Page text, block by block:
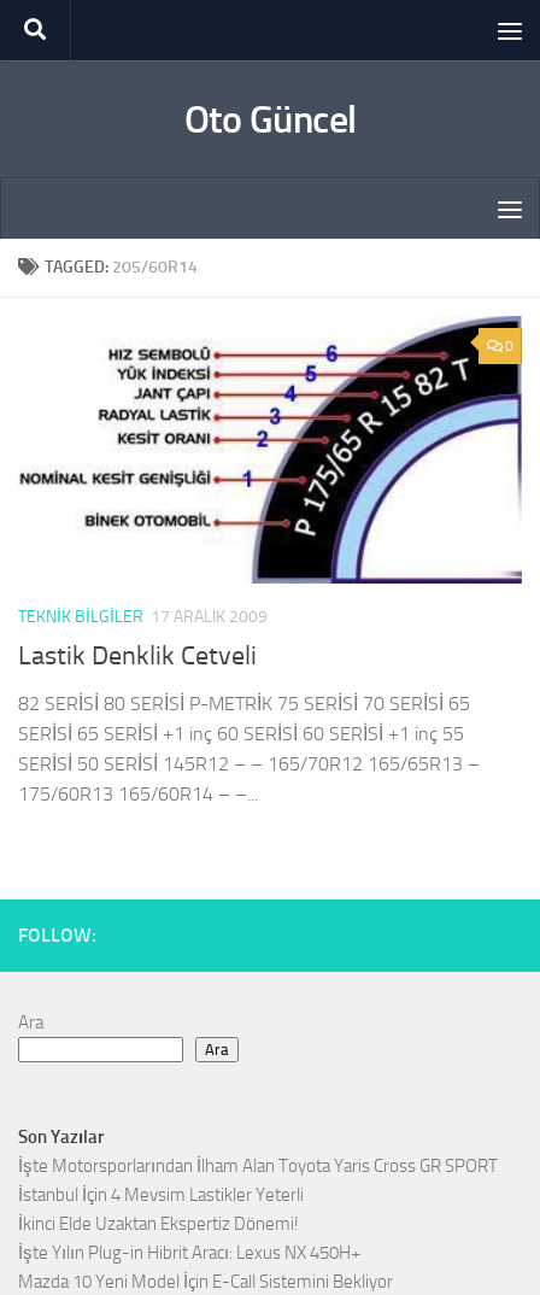
Skip to content
Oto Güncel
TAGGED: 205/60R14
0
TEKNIK BILGILER 17 ARALIK 2009
Lastik Denklik Cetveli
82 SERİSİ 80 SERİSİ P-METRİK 75 SERİSİ 70 SERİSİ 65
SERİSİ 65 SERİSİ +1 inç 60 SERİSİ 60 SERİSİ +1 inç 55
SERİSİ 50 SERİSİ 145R12 – – 165/70R12 165/65R13 –
175/60R13 165/60R14 – –...
FOLLOW:
Ara
Ara
Son Yazılar
İşte Motorsporlarından İlham Alan Toyota Yaris Cross GR SPORT
İstanbul İçin 4 Mevsim Lastikler Yeterli
İkinci Elde Uzaktan Ekspertiz Dönemi!
İşte Yılın Plug-in Hibrit Aracı: Lexus NX 450H+
Mazda 10 Yeni Model İçin E-Call Sistemini Bekliyor